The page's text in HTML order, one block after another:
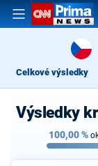
Celkové výsledky
Výsledky
100,00%